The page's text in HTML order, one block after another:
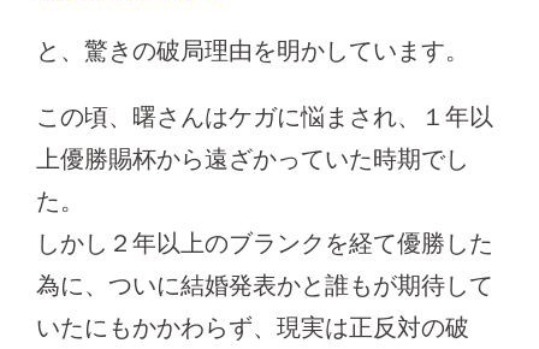
と、驚きの破局理由を明かしています。
この頃、曙さんはケガに悩まされ、１年以
上優勝賜杯から遠ざかっていた時期でし
た。
しかし２年以上のブランクを経て優勝した
為に、ついに結婚発表かと誰もが期待して
いたにもかかわらず、現実は正反対の破